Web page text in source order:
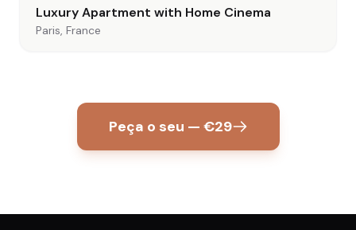
Luxury Apartment with Home Cinema
Paris, France
Peça o seu — €29